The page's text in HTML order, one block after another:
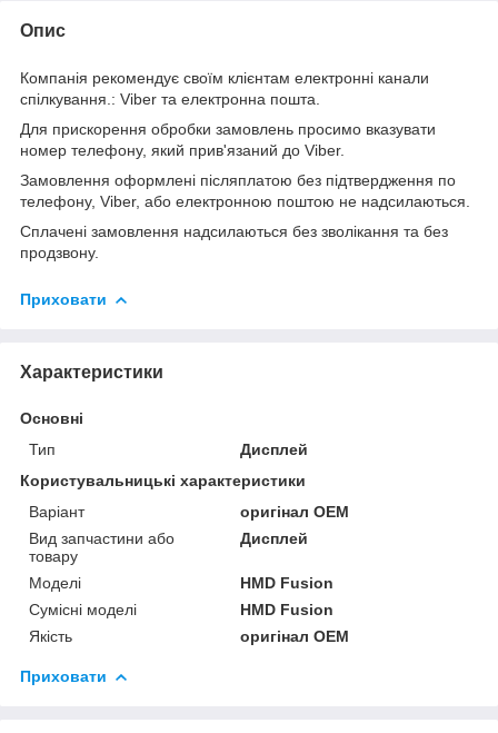
Опис
Компанія рекомендує своїм клієнтам електронні канали
спілкування.: Viber та електронна пошта.
Для прискорення обробки замовлень просимо вказувати
номер телефону, який прив'язаний до Viber.
Замовлення оформлені післяплатою без підтвердження по
телефону, Viber, або електронною поштою не надсилаються.
Сплачені замовлення надсилаються без зволікання та без
продзвону.
Приховати
Характеристики
Основні
Тип
Дисплей
Користувальницькі характеристики
Варіант
оригінал OEM
Вид запчастини або
товару
Дисплей
Моделі
HMD Fusion
Сумісні моделі
HMD Fusion
Якість
оригінал OEM
Приховати